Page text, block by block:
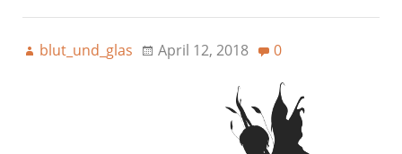
blut_und_glas April 12, 2018 0